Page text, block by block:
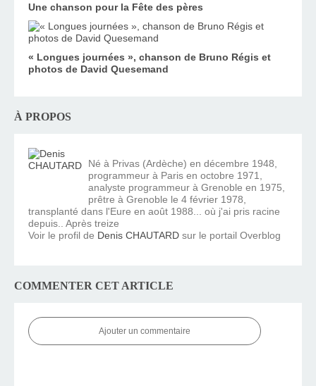
Une chanson pour la Fête des pères
« Longues journées », chanson de Bruno Régis et
photos de David Quesemand
À PROPOS
Né à Privas (Ardèche) en décembre 1948,
programmeur à Paris en octobre 1971,
analyste programmeur à Grenoble en 1975,
prêtre à Grenoble le 4 février 1978,
transplanté dans l'Eure en août 1988... où j'ai pris racine
depuis.. Après treize
Voir le profil de Denis CHAUTARD sur le portail Overblog
COMMENTER CET ARTICLE
Ajouter un commentaire